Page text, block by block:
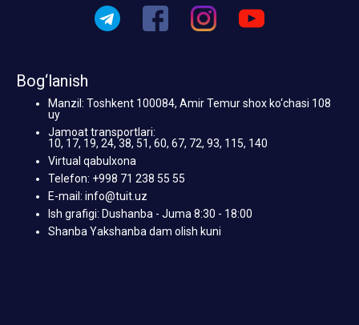
Bog‘lanish
Manzil: Toshkent 100084, Amir Temur shox ko‘chasi 108
uy
Jamoat transportlari:
10, 17, 19, 24, 38, 51, 60, 67, 72, 93, 115, 140
Virtual qabulxona
Telefon: +998 71 238 55 55
E-mail: info@tuit.uz
Ish grafigi: Dushanba - Juma 8:30 - 18:00
Shanba Yakshanba dam olish kuni